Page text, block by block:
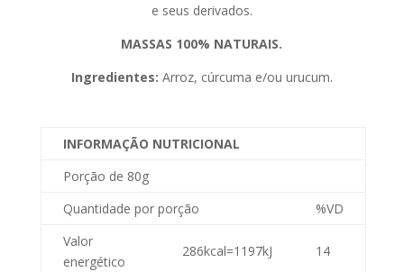
e seus derivados.
MASSAS 100% NATURAIS.
Ingredientes: Arroz, cúrcuma e/ou urucum.
INFORMAÇÃO NUTRICIONAL
Porção de 80g
Quantidade por porção
%VD
Valor
energético
286kcal=1197kJ 14